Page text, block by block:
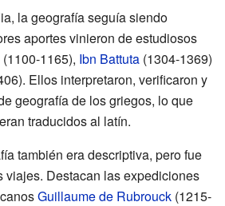
la geografía seguía siendo
aportes vinieron de estudiosos
(1100-1165), Ibn Battuta (1304-1369)
Ellos interpretaron, verificaron y
geografía de los griegos, lo que
traducidos al latín.
también era descriptiva, pero fue
viajes. Destacan las expediciones
Guillaume de Rubrouck (1215-